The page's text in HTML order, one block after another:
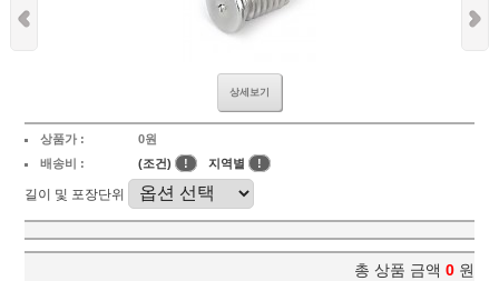
상세보기
상품가 :
0원
배송비 :
(조건) ! 지역별 !
길이 및 포장단위
총 상품 금액 0 원